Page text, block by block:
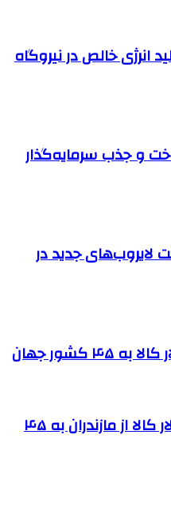
تولید انرژی خالص در نیروگاه
و جذب سرمایه‌گذار
لایروب‌های جدید در
صادرات ۳۳۵ میلیون دلار کالا از مازندران به ۴۵